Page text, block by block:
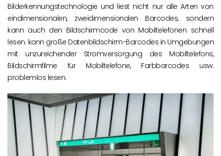
Bilderkennungstechnologie und liest nicht nur alle Arten von
eindimensionalen, zweidimensionalen Barcodes, sondern
kann auch den Bildschirmcode von Mobiltelefonen schnell
lesen. kann große Datenbildschirm-Barcodes in Umgebungen
mit unzureichender Stromversorgung des Mobiltelefons,
Bildschirmfilme für Mobiltelefone, Farbbarcodes usw.
problemlos lesen.